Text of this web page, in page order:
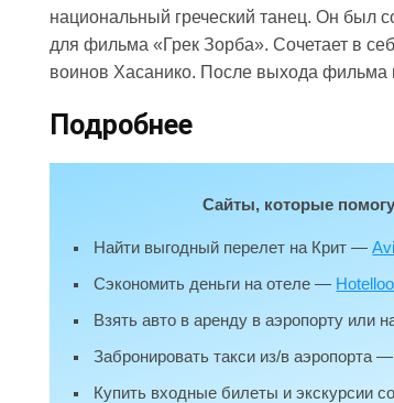
национальный греческий танец. Он был
для фильма «Грек Зорба». Сочетает в
воинов Хасанико. После выхода фильма
Подробнее
Сайты, которые
Найти выгодный перелет на Крит —
Сэкономить деньги на отеле —
Взять авто в аренду в аэропорту или
Забронировать такси из/в аэропорта —
Купить входные билеты и экскурсии